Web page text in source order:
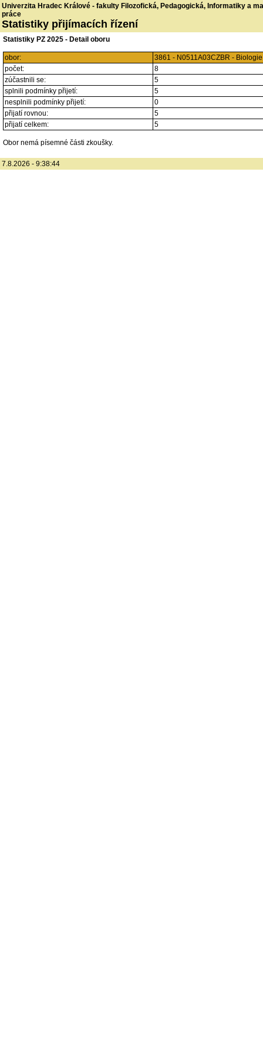
Univerzita Hradec Králové - fakulty Filozofická, Pedagogická, Informatiky a
práce
Statistiky přijímacích řízení
Statistiky PZ 2025 - Detail oboru
obor:
3861 - N0511A03CZBR -
počet:
8
zúčastnili se:
5
splnili podmínky přijetí:
5
nesplnili podmínky přijetí:
0
přijatí rovnou:
5
přijatí celkem:
5
Obor nemá písemné části zkoušky.
7.8.2026 - 9:38:44